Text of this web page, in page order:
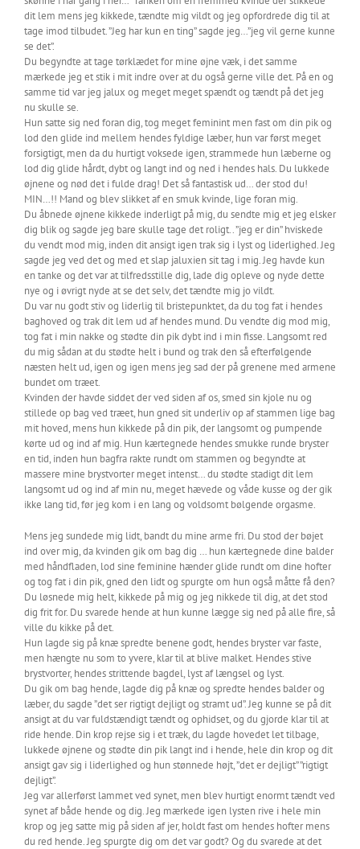
dit lem mens jeg kikkede, tændte mig vildt og jeg opfordrede dig til at
tage imod tilbudet. ”Jeg har kun en ting” sagde jeg…”jeg vil gerne kunne
se det”.
Du begyndte at tage tørklædet for mine øjne væk, i det samme
mærkede jeg et stik i mit indre over at du også gerne ville det. På en og
samme tid var jeg jalux og meget meget spændt og tændt på det jeg
nu skulle se.
Hun satte sig ned foran dig, tog meget feminint men fast om din pik og
lod den glide ind mellem hendes fyldige læber, hun var først meget
forsigtigt, men da du hurtigt voksede igen, strammede hun læberne og
lod dig glide hårdt, dybt og langt ind og ned i hendes hals. Du lukkede
øjnene og nød det i fulde drag! Det så fantastisk ud… der stod du!
MIN…!! Mand og blev slikket af en smuk kvinde, lige foran mig.
Du åbnede øjnene kikkede inderligt på mig, du sendte mig et jeg elsker
dig blik og sagde jeg bare skulle tage det roligt.. ”jeg er din” hviskede
du vendt mod mig, inden dit ansigt igen trak sig i lyst og liderlighed. Jeg
sagde jeg ved det og med et slap jaluxien sit tag i mig. Jeg havde kun
en tanke og det var at tilfredsstille dig, lade dig opleve og nyde dette
nye og i øvrigt nyde at se det selv, det tændte mig jo vildt.
Du var nu godt stiv og liderlig til bristepunktet, da du tog fat i hendes
baghoved og trak dit lem ud af hendes mund. Du vendte dig mod mig,
tog fat i min nakke og stødte din pik dybt ind i min fisse. Langsomt red
du mig sådan at du stødte helt i bund og trak den så efterfølgende
næsten helt ud, igen og igen mens jeg sad der på grenene med armene
bundet om træet.
Kvinden der havde siddet der ved siden af os, smed sin kjole nu og
stillede op bag ved træet, hun gned sit underliv op af stammen lige bag
mit hoved, mens hun kikkede på din pik, der langsomt og pumpende
kørte ud og ind af mig. Hun kærtegnede hendes smukke runde bryster
en tid, inden hun bagfra rakte rundt om stammen og begyndte at
massere mine brystvorter meget intenst… du stødte stadigt dit lem
langsomt ud og ind af min nu, meget hævede og våde kusse og der gik
ikke lang tid, før jeg kom i en lang og voldsomt bølgende orgasme.
Mens jeg sundede mig lidt, bandt du mine arme fri. Du stod der bøjet
ind over mig, da kvinden gik om bag dig … hun kærtegnede dine balder
med håndfladen, lod sine feminine hænder glide rundt om dine hofter
og tog fat i din pik, gned den lidt og spurgte om hun også måtte få den?
Du løsnede mig helt, kikkede på mig og jeg nikkede til dig, at det stod
dig frit for. Du svarede hende at hun kunne lægge sig ned på alle fire, så
ville du kikke på det.
Hun lagde sig på knæ spredte benene godt, hendes bryster var faste,
men hængte nu som to yvere, klar til at blive malket. Hendes stive
brystvorter, hendes strittende bagdel, lyst af længsel og lyst.
Du gik om bag hende, lagde dig på knæ og spredte hendes balder og
læber, du sagde ”det ser rigtigt dejligt og stramt ud”. Jeg kunne se på dit
ansigt at du var fuldstændigt tændt og ophidset, og du gjorde klar til at
ride hende. Din krop rejse sig i et træk, du lagde hovedet let tilbage,
lukkede øjnene og stødte din pik langt ind i hende, hele din krop og dit
ansigt gav sig i liderlighed og hun stønnede højt, ”det er dejligt” ”rigtigt
dejligt”.
Jeg var allerførst lammet ved synet, men blev hurtigt enormt tændt ved
synet af både hende og dig. Jeg mærkede igen lysten rive i hele min
krop og jeg satte mig på siden af jer, holdt fast om hendes hofter mens
du red hende. Jeg spurgte dig om det var godt? Og du svarede at det